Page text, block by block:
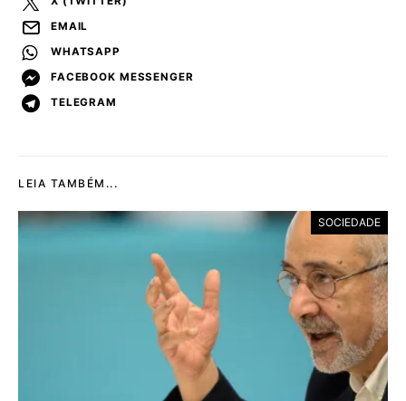
EMAIL
WHATSAPP
FACEBOOK MESSENGER
TELEGRAM
LEIA TAMBÉM...
SOCIEDADE